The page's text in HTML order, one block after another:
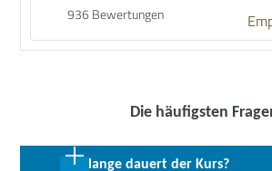
936 Bewertungen
Die häufigsten
Wie lange dauert der Kurs?